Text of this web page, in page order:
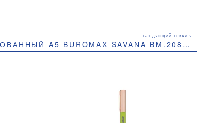
A5 BUROMAX SAVANA BM.20800-09